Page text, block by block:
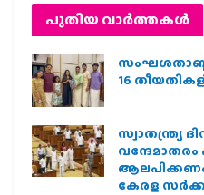
പുതിയ വാര്‍ത്തകള്‍
16
സ്വാതന്ത്ര്യ
കേരള